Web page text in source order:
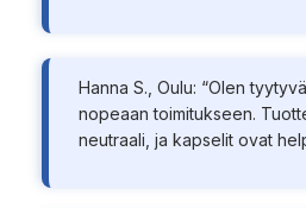
Hanna S., Oulu: “Olen
nopeaan toimitukseen.
neutraali, ja kapselit ovat